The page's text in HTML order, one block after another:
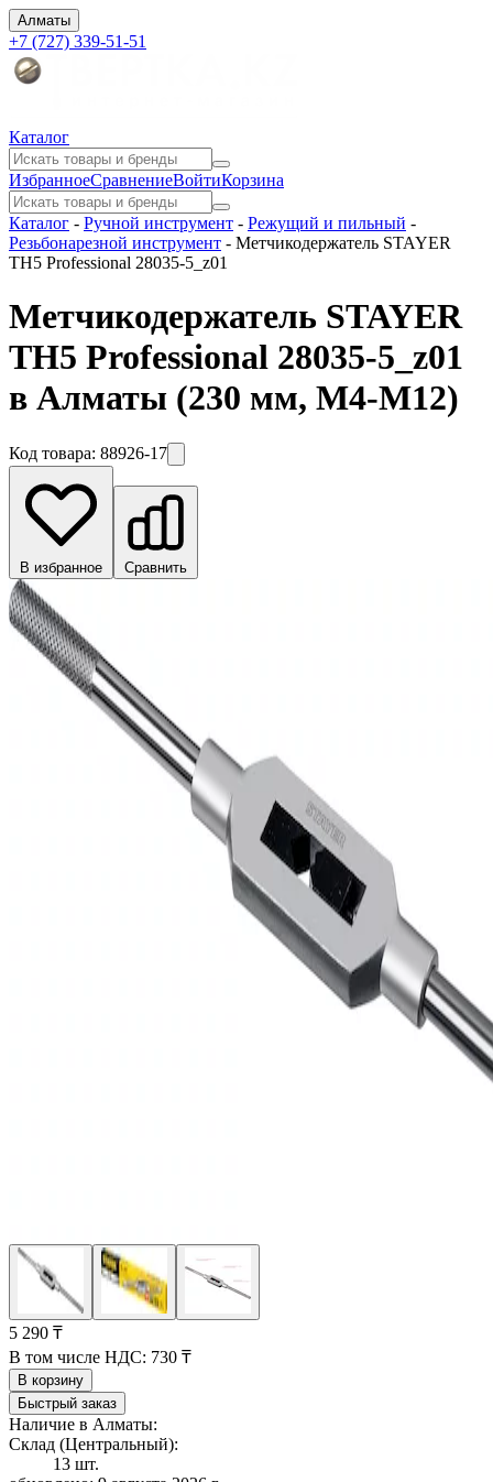
Алматы
+7 (727) 339-51-51
Каталог
ИзбранноеСравнениеВойтиКорзина
Каталог - Ручной инструмент - Режущий и пильный -
Резьбонарезной инструмент - Метчикодержатель STAYER
TH5 Professional 28035-5_z01
Метчикодержатель STAYER
TH5 Professional 28035-5_z01
в Алматы (230 мм, М4-М12)
Код товара: 88926-17
В избранное Сравнить
5 290 ₸
В том числе НДС: 730 ₸
В корзину
Быстрый заказ
Наличие в Алматы:
Склад (Центральный):
13 шт.